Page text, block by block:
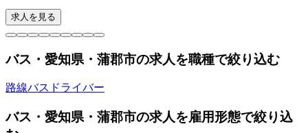
求人を見る
バス・愛知県・蒲郡市の求人を職種で絞り込む
路線バスドライバー
バス・愛知県・蒲郡市の求人を雇用形態で絞り込